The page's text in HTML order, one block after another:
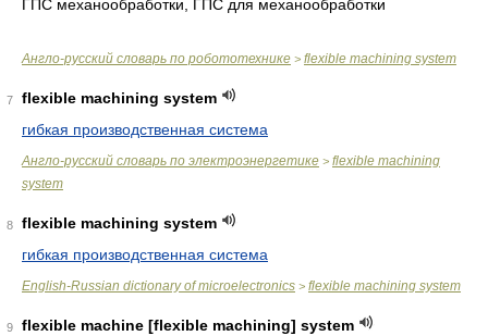
ГПС механообработки, ГПС для механообработки
Англо-русский словарь по робототехнике > flexible machining system
7
flexible machining system
гибкая производственная система
Англо-русский словарь по электроэнергетике > flexible machining
system
8
flexible machining system
гибкая производственная система
English-Russian dictionary of microelectronics > flexible machining system
9
flexible machine [flexible machining] system